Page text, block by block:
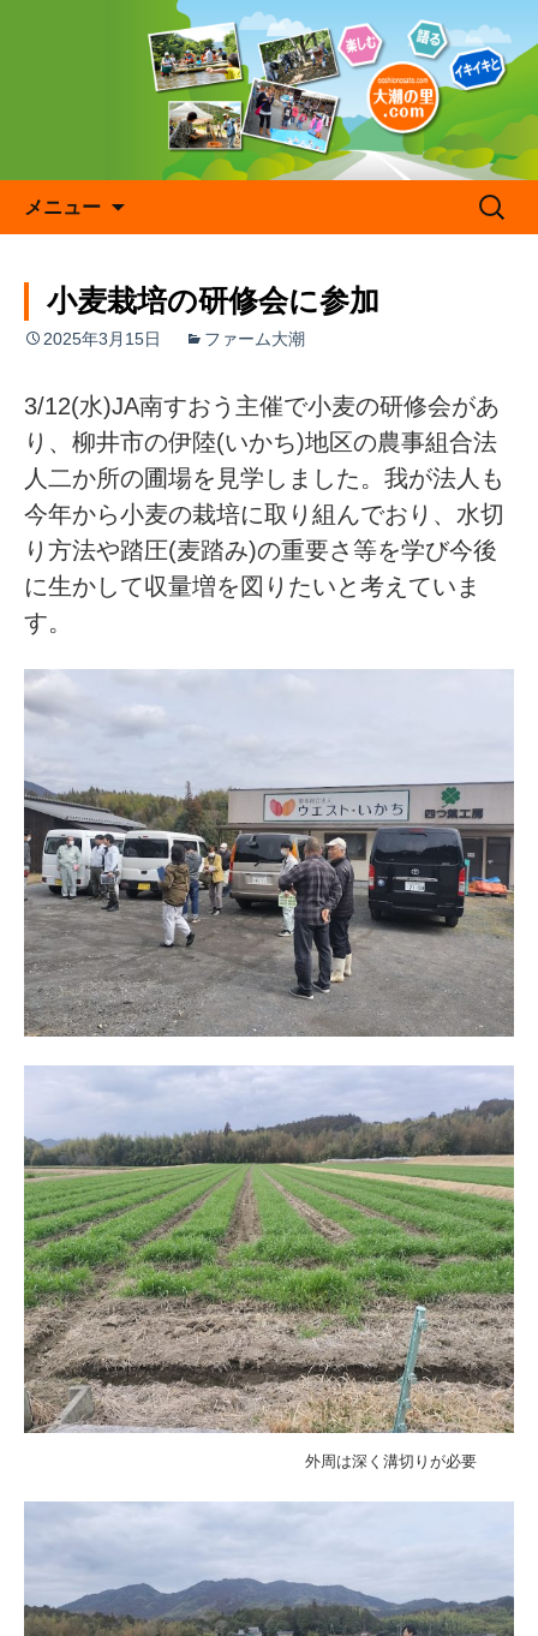
プ
メニュー
検
索:
小麦栽培の研修会に参加
2025年3月15日 ファーム大潮
3/12(水)JA南すおう主催で小麦の研修会があ
り、柳井市の伊陸(いかち)地区の農事組合法
人二か所の圃場を見学しました。我が法人も
今年から小麦の栽培に取り組んでおり、水切
り方法や踏圧(麦踏み)の重要さ等を学び今後
に生かして収量増を図りたいと考えていま
す。
外周は深く溝切りが必要